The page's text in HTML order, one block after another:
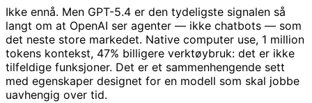
Ikke ennå. Men GPT-5.4 er den tydeligste signalen så
langt om at OpenAI ser agenter — ikke chatbots — som
det neste store markedet. Native computer use, 1 million
tokens kontekst, 47% billigere verktøybruk: det er ikke
tilfeldige funksjoner. Det er et sammenhengende sett
med egenskaper designet for en modell som skal jobbe
uavhengig over tid.